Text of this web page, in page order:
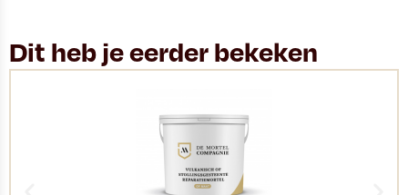
Dit heb je eerder bekeken